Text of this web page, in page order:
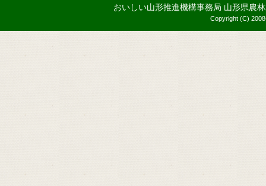
おいしい山形推進機構事務局 山形県
Copyright (C)